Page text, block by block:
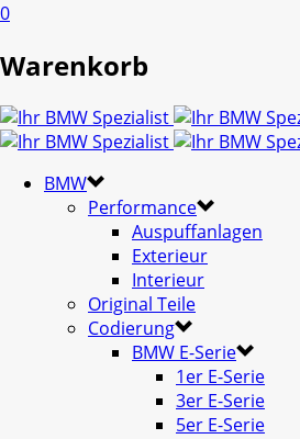
0
Warenkorb
BMW
Performance
Auspuffanlagen
Exterieur
Interieur
Original Teile
Codierung
BMW E-Serie
1er E-Serie
3er E-Serie
5er E-Serie